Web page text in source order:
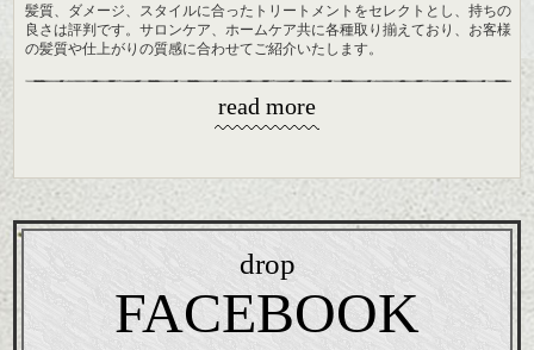
髪質、ダメージ、スタイルに合ったトリートメントをセレクトとし、持ちの
良さは評判です。サロンケア、ホームケア共に各種取り揃えており、お客様
の髪質や仕上がりの質感に合わせてご紹介いたします。
read more
drop
FACEBOOK